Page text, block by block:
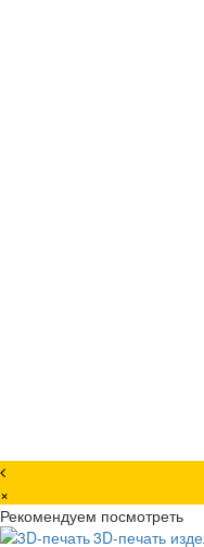
×
Рекомендуем посмотреть
3D-печать